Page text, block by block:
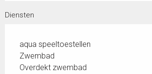
Diensten
aqua speeltoestellen
Zwembad
Overdekt zwembad